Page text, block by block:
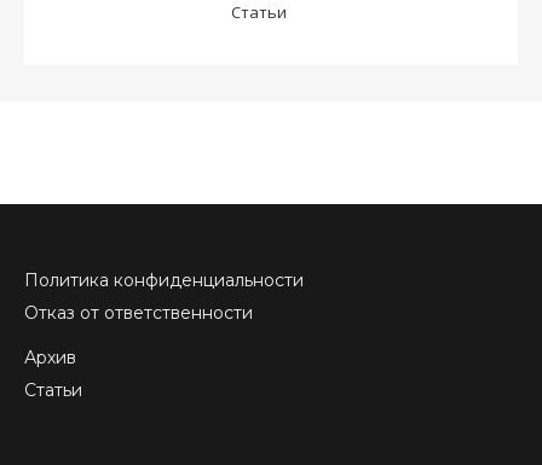
Статьи
Политика конфиденциальности
Отказ от ответственности
Архив
Статьи